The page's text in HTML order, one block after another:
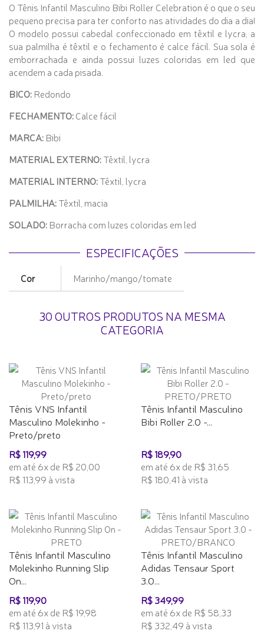
O Tênis Infantil Masculino Bibi Roller Celebration é o que o seu
pequeno precisa para ter conforto nas atividades do dia a dia!
O modelo possui cabedal confeccionado em têxtil e lycra, a
sua palmilha é têxtil e o fechamento é calce fácil. Sua sola é
emborrachada e ainda possui luzes coloridas em led que
acendem a cada pisada.
BICO: Redondo
FECHAMENTO:Calce fácil
MARCA: Bibi
MATERIAL EXTERNO:Têxtil, lycra
MATERIAL INTERNO:Têxtil, lycra
PALMILHA:Têxtil, macia
SOLADO: Borracha com luzes coloridas em led
ESPECIFICAÇÕES
Cor Marinho/mango/tomate
30 OUTROS PRODUTOS NA MESMA
CATEGORIA
Tênis VNS Infantil
Masculino Molekinho -
Preto/preto
R$ 119,99
em até 6x de R$ 20,00
R$ 113,99 à vista
Tênis Infantil Masculino
Bibi Roller 2.0 -...
R$ 189,90
em até 6x de R$ 31,65
R$ 180,41 à vista
Tênis Infantil Masculino
Molekinho Running Slip
On...
R$ 119,90
em até 6x de R$ 19,98
R$ 113,91 à vista
Tênis Infantil Masculino
Adidas Tensaur Sport
3.0...
R$ 349,99
em até 6x de R$ 58,33
R$ 332,49 à vista